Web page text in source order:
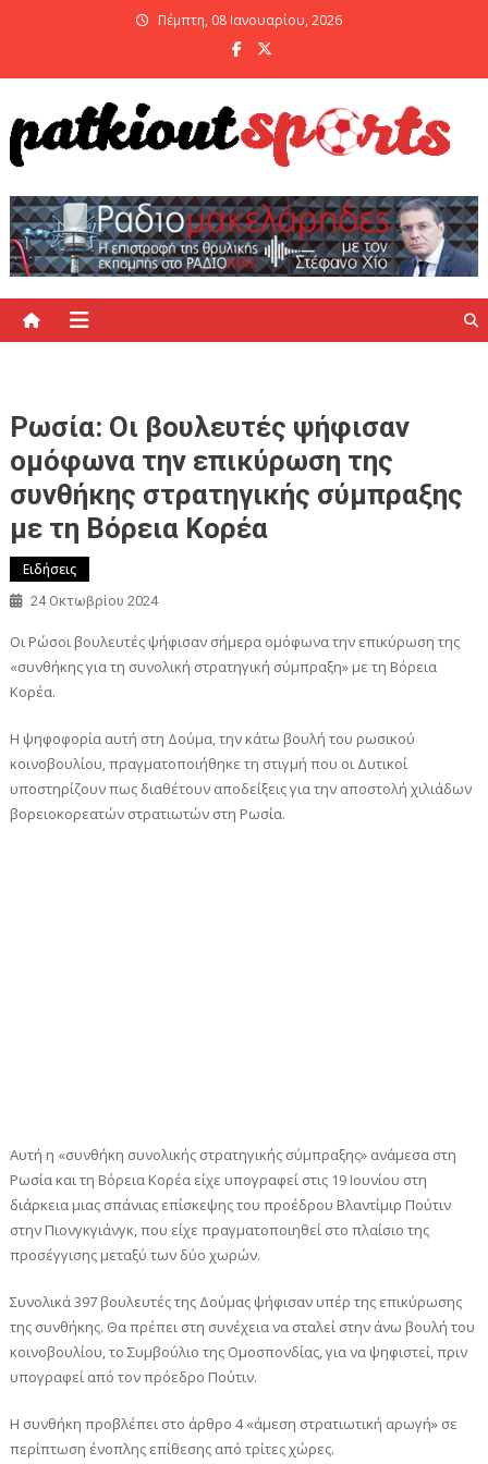
Πέμπτη, 08 Ιανουαρίου, 2026
Ρωσία: Οι βουλευτές ψήφισαν
ομόφωνα την επικύρωση της
συνθήκης στρατηγικής σύμπραξης
με τη Βόρεια Κορέα
Ειδήσεις
24 Οκτωβρίου 2024
Οι Ρώσοι βουλευτές ψήφισαν σήμερα ομόφωνα την επικύρωση της
«συνθήκης για τη συνολική στρατηγική σύμπραξη» με τη Βόρεια
Κορέα.
Η ψηφοφορία αυτή στη Δούμα, την κάτω βουλή του ρωσικού
κοινοβουλίου, πραγματοποιήθηκε τη στιγμή που οι Δυτικοί
υποστηρίζουν πως διαθέτουν αποδείξεις για την αποστολή χιλιάδων
βορειοκορεατών στρατιωτών στη Ρωσία.
Αυτή η «συνθήκη συνολικής στρατηγικής σύμπραξης» ανάμεσα στη
Ρωσία και τη Βόρεια Κορέα είχε υπογραφεί στις 19 Ιουνίου στη
διάρκεια μιας σπάνιας επίσκεψης του προέδρου Βλαντίμιρ Πούτιν
στην Πιονγκγιάνγκ, που είχε πραγματοποιηθεί στο πλαίσιο της
προσέγγισης μεταξύ των δύο χωρών.
Συνολικά 397 βουλευτές της Δούμας ψήφισαν υπέρ της επικύρωσης
της συνθήκης. Θα πρέπει στη συνέχεια να σταλεί στην άνω βουλή του
κοινοβουλίου, το Συμβούλιο της Ομοσπονδίας, για να ψηφιστεί, πριν
υπογραφεί από τον πρόεδρο Πούτιν.
Η συνθήκη προβλέπει στο άρθρο 4 «άμεση στρατιωτική αρωγή» σε
περίπτωση ένοπλης επίθεσης από τρίτες χώρες.